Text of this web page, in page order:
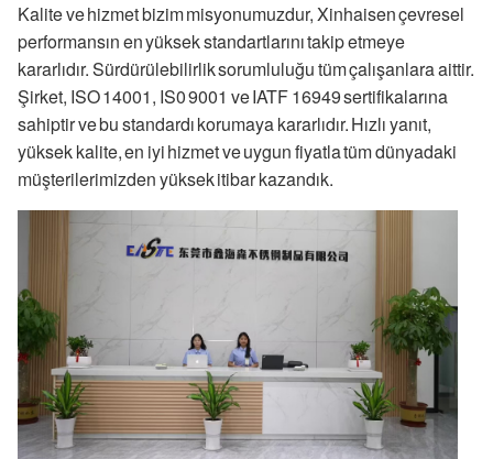
Kalite ve hizmet bizim misyonumuzdur, Xinhaisen çevresel
performansın en yüksek standartlarını takip etmeye
kararlıdır. Sürdürülebilirlik sorumluluğu tüm çalışanlara aittir.
Şirket, ISO 14001, IS0 9001 ve IATF 16949 sertifikalarına
sahiptir ve bu standardı korumaya kararlıdır. Hızlı yanıt,
yüksek kalite, en iyi hizmet ve uygun fiyatla tüm dünyadaki
müşterilerimizden yüksek itibar kazandık.